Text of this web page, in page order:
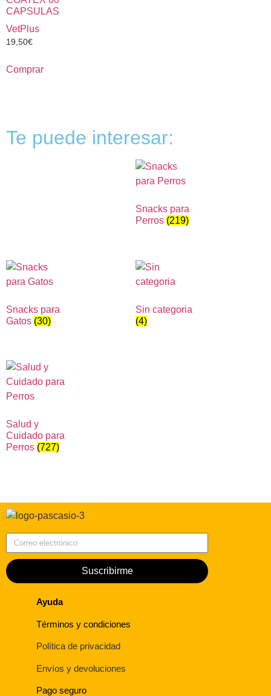
CAPSULAS
VetPlus
19,50€
Comprar
Te puede interesar:
Snacks para
Perros (219)
Snacks para
Gatos (30)
Sin categoria
(4)
Salud y
Cuidado para
Perros (727)
Suscribirme
Ayuda
Términos y condiciones
Política de privacidad
Envíos y devoluciones
Pago seguro